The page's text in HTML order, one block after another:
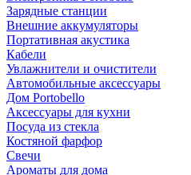
Зарядные станции
Внешние аккумуляторы
Портативная акустика
Кабели
Увлажнители и очистители
Автомобильные аксессуары
Дом Portobello
Аксессуары для кухни
Посуда из стекла
Костяной фарфор
Свечи
Ароматы для дома